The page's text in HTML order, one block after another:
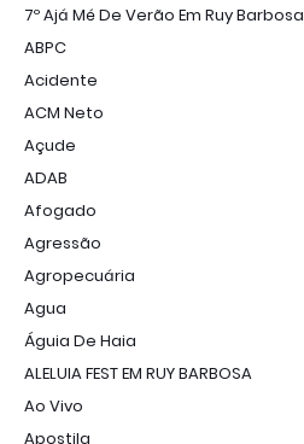
7º Ajá Mé De Verão Em Ruy Barbosa
ABPC
Acidente
ACM Neto
Açude
ADAB
Afogado
Agressão
Agropecuária
Agua
Águia De Haia
ALELUIA FEST EM RUY BARBOSA
Ao Vivo
Apostila